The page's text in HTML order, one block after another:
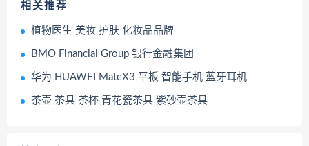
相关推荐
植物医生 美妆 护肤 化妆品品牌
BMO Financial Group 银行金融集团
华为 HUAWEI MateX3 平板 智能手机 蓝牙耳机
茶壶 茶具 茶杯 青花瓷茶具 紫砂壶茶具